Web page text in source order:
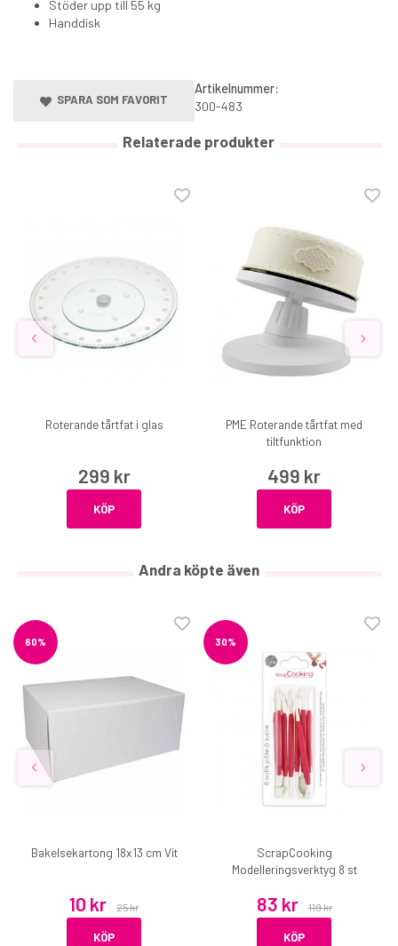
Stöder upp till 55 kg
Handdisk
SPARA SOM FAVORIT
Artikelnummer:
300-483
Relaterade produkter
Roterande tårtfat i glas
299 kr
KÖP
PME Roterande tårtfat med
tiltfunktion
499 kr
KÖP
Andra köpte även
60%
Bakelsekartong 18x13 cm Vit
10 kr 25 kr
KÖP
30%
ScrapCooking
Modelleringsverktyg 8 st
83 kr 119 kr
KÖP